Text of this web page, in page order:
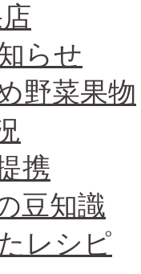
らせ
野菜果物
携
豆知識
レシピ